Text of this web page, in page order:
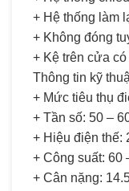
+ Hệ thống làm
+ Không đóng
+ Kệ trên cửa
Thông tin kỹ
+ Mức tiêu thụ
+ Tần số: 50 –
+ Hiệu điện thế:
+ Công suất: 60
+ Cân nặng: